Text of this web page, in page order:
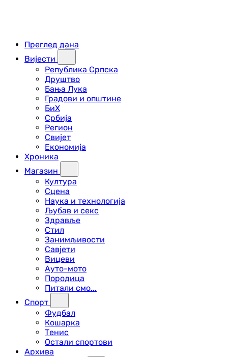
Преглед дана
Вијести
Република Српска
Друштво
Бања Лука
Градови и општине
БиХ
Србија
Регион
Свијет
Економија
Хроника
Магазин
Култура
Сцена
Наука и технологија
Љубав и секс
Здравље
Стил
Занимљивости
Савјети
Вицеви
Ауто-мото
Породица
Питали смо...
Спорт
Фудбал
Кошарка
Тенис
Остали спортови
Архива